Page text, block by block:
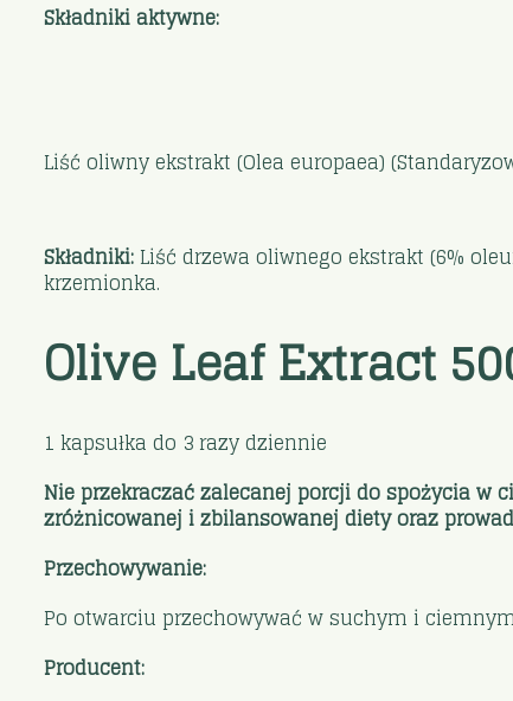
Składniki aktywne:
Liść oliwny ekstrakt (Olea europaea)
Składniki: Liść drzewa oliwnego ekstrakt (6%
krzemionka.
Olive Leaf Extract
1 kapsułka do 3 razy dziennie
Nie przekraczać zalecanej porcji do spożycia w
zróżnicowanej i zbilansowanej diety oraz
Przechowywanie:
Po otwarciu przechowywać w suchym i
Producent: